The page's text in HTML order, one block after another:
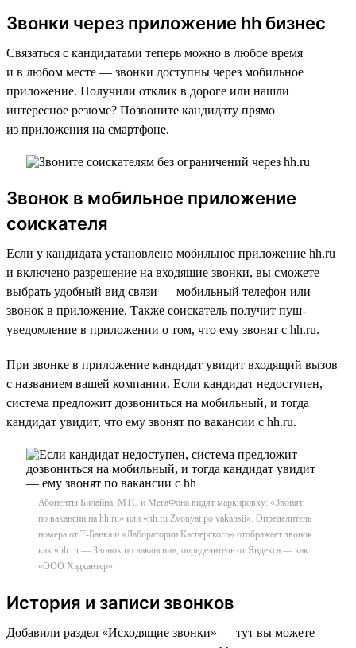
Звонки через приложение hh бизнес
Связаться с кандидатами теперь можно в любое время
и в любом месте — звонки доступны через мобильное
приложение. Получили отклик в дороге или нашли
интересное резюме? Позвоните кандидату прямо
из приложения на смартфоне.
Звонок в мобильное приложение
соискателя
Если у кандидата установлено мобильное приложение hh.ru
и включено разрешение на входящие звонки, вы сможете
выбрать удобный вид связи — мобильный телефон или
звонок в приложение. Также соискатель получит пуш-
уведомление в приложении о том, что ему звонят с hh.ru.
При звонке в приложение кандидат увидит входящий вызов
с названием вашей компании. Если кандидат недоступен,
система предложит дозвониться на мобильный, и тогда
кандидат увидит, что ему звонят по вакансии с hh.ru.
Абоненты Билайна, МТС и МегаФона видят маркировку: «Звонят
по вакансии на hh.ru» или «hh.ru Zvonyat po vakansii». Определитель
номера от Т-Банка и «Лаборатории Касперского» отображает звонок
как «hh.ru — Звонок по вакансии», определитель от Яндекса — как
«ООО Хэдхантер»
История и записи звонков
Добавили раздел «Исходящие звонки» — тут вы можете